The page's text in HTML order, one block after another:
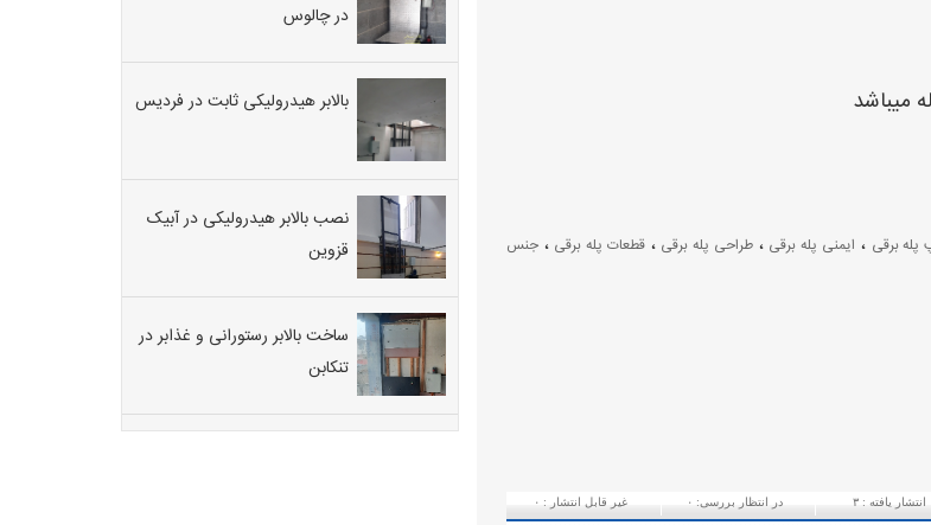
میباشد
برقی ، ایمنی پله برقی ،طراحی پله برقی ،قطعات پله برقی ،جنس
غیر قابل انتشار : ۰ در انتظار بررسی: ۰ انتشار یافته :۳
در چالوس
بالابر هیدرولیکی ثابت در فردیس
نصب بالابر هیدرولیکی در آبیک
قزوین
ساخت بالابر رستورانی و غذابر در
تنکابن